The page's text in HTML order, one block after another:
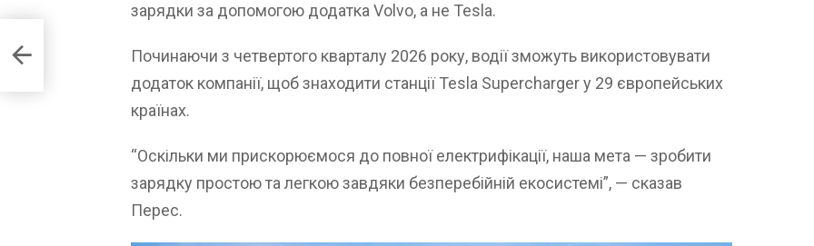
зарядки за допомогою додатка Volvo, а не Tesla.
Починаючи з четвертого кварталу 2026 року, водії зможуть використовувати
додаток компанії, щоб знаходити станції Tesla Supercharger у 29 європейських
країнах.
“Оскільки ми прискорюємося до повної електрифікації, наша мета — зробити
зарядку простою та легкою завдяки безперебійній екосистемі”, — сказав
Перес.
у